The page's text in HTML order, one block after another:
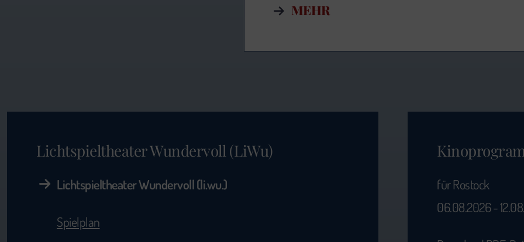
MEHR
Lichtspieltheater Wundervoll (LiWu)
Lichtspieltheater Wundervoll (li.wu.)
Spielplan
für Rostock
06.08.2026 -